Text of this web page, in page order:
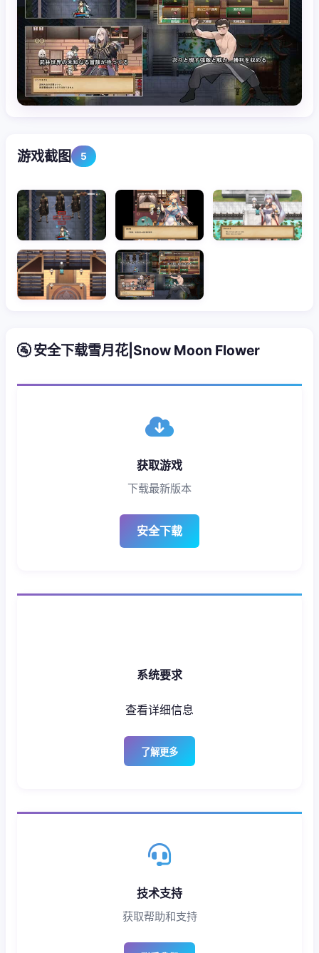
游戏截图 5
🚰 安全下载雪月花|Snow Moon Flower
获取游戏
下载最新版本
安全下载
系统要求
查看详细信息
了解更多
技术支持
获取帮助和支持